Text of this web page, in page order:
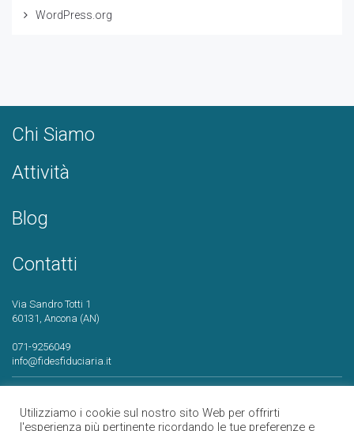
WordPress.org
Chi Siamo
Attività
Blog
Contatti
Via Sandro Totti 1
60131, Ancona (AN)
071-9256049
info@fidesfiduciaria.it
Copyright 2017 © All Rights Reserved
Utilizziamo i cookie sul nostro sito Web per offrirti
l'esperienza più pertinente ricordando le tue preferenze e